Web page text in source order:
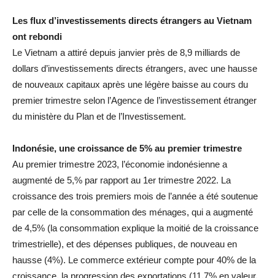
Les flux d’investissements directs étrangers au Vietnam
ont rebondi
Le Vietnam a attiré depuis janvier près de 8,9 milliards de
dollars d’investissements directs étrangers, avec une hausse
de nouveaux capitaux après une légère baisse au cours du
premier trimestre selon l’Agence de l’investissement étranger
du ministère du Plan et de l’Investissement.
Indonésie, une croissance de 5% au premier trimestre
Au premier trimestre 2023, l’économie indonésienne a
augmenté de 5,% par rapport au 1er trimestre 2022. La
croissance des trois premiers mois de l’année a été soutenue
par celle de la consommation des ménages, qui a augmenté
de 4,5% (la consommation explique la moitié de la croissance
trimestrielle), et des dépenses publiques, de nouveau en
hausse (4%). Le commerce extérieur compte pour 40% de la
croissance, la progression des exportations (11,7% en valeur,